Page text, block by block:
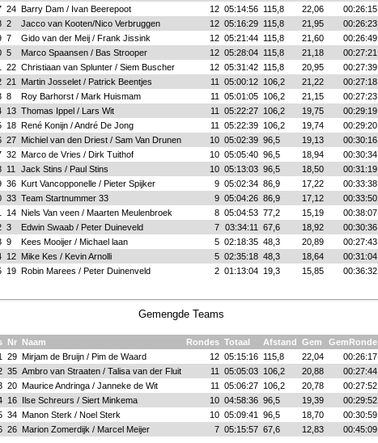
24 Barry Dam / Ivan Beerepoot 12 05:14:56 115,8 22,06
00:26:15
2 Jacco van Kooten/Nico Verbruggen 12 05:16:29 115,8 21,95
00:26:23
7 Gido van der Meij / Frank Jissink 12 05:21:44 115,8 21,60
00:26:49
5 Marco Spaansen / Bas Strooper 12 05:28:04 115,8 21,18
00:27:21
22 Christiaan van Splunter / Siem Buscher 12 05:31:42 115,8 20,95
00:27:39
21 Martin Josselet / Patrick Beentjes 11 05:00:12 106,2 21,22
00:27:18
8 Roy Barhorst / Mark Huismam 11 05:01:05 106,2 21,15
00:27:23
13 Thomas Ippel / Lars Wit 11 05:22:27 106,2 19,75
00:29:19
18 René Konijn / André De Jong 11 05:22:39 106,2 19,74
00:29:20
27 Michiel van den Driest / Sam Van Drunen 10 05:02:39 96,5 19,13
00:30:16
32 Marco de Vries / Dirk Tuithof 10 05:05:40 96,5 18,94
00:30:34
11 Jack Stins / Paul Stins 10 05:13:03 96,5 18,50
00:31:19
36 Kurt Vancopponelle / Pieter Spijker 9 05:02:34 86,9 17,22
00:33:38
33 Team Startnummer 33 9 05:04:26 86,9 17,12
00:33:50
14 Niels Van veen / Maarten Meulenbroek 8 05:04:53 77,2 15,19
00:38:07
3 Edwin Swaab / Peter Duineveld 7 03:34:11 67,6 18,92
00:30:36
9 Kees Mooijer / Michael laan 5 02:18:35 48,3 20,89
00:27:43
12 Mike Kes / Kevin Arnolli 5 02:35:18 48,3 18,64
00:31:04
19 Robin Marees / Peter Duinenveld 2 01:13:04 19,3 15,85 00:36:32
Gemengde Teams
Nr Naam Rondes Totaal Afstand Gem
GemRonde
29 Mirjam de Bruijn / Pim de Waard 12 05:15:16 115,8 22,04
00:26:17
35 Ambro van Straaten / Talisa van der Fluit 11 05:05:03 106,2 20,88
00:27:44
20 Maurice Andringa / Janneke de Wit 11 05:06:27 106,2 20,78
00:27:52
16 Ilse Schreurs / Siert Minkema 10 04:58:36 96,5 19,39
00:29:52
34 Manon Sterk / Noel Sterk 10 05:09:41 96,5 18,70
00:30:59
26 Marion Zomerdijk / Marcel Meijer 7 05:15:57 67,6 12,83 00:45:09